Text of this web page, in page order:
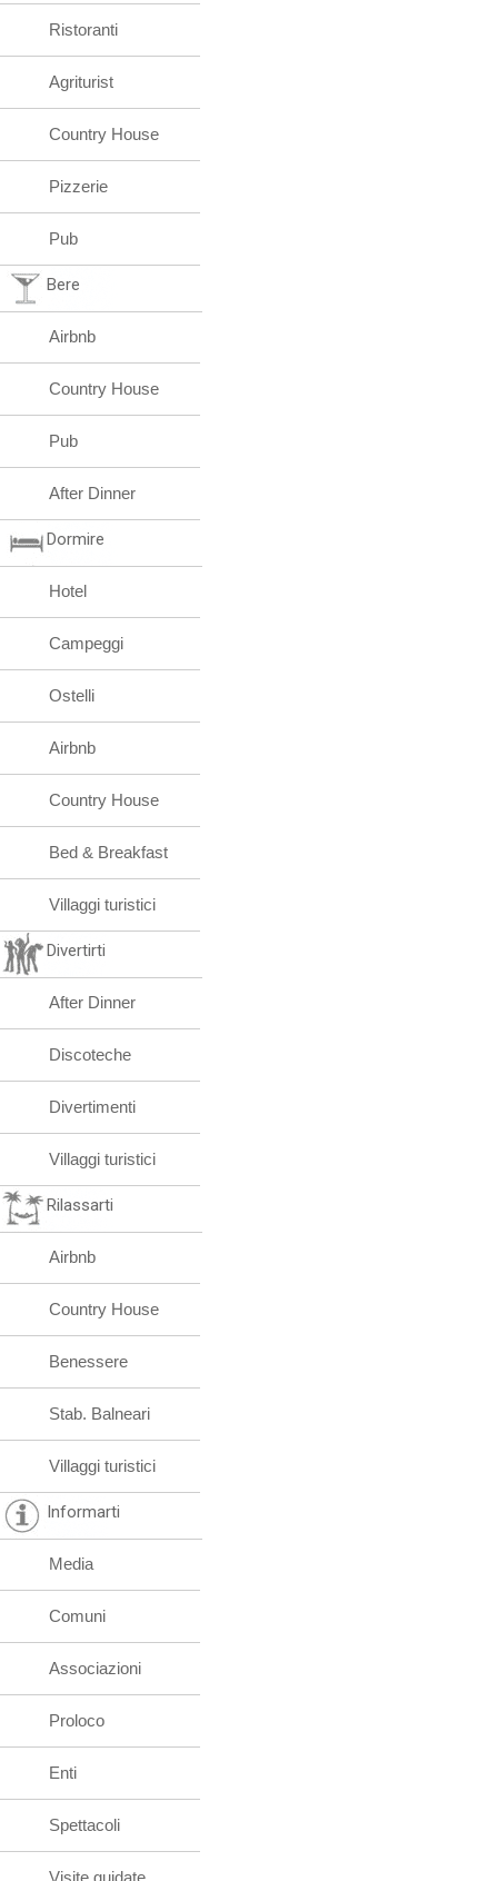
Ristoranti
Agriturist
Country House
Pizzerie
Pub
Bere
Airbnb
Country House
Pub
After Dinner
Dormire
Hotel
Campeggi
Ostelli
Airbnb
Country House
Bed & Breakfast
Villaggi turistici
Divertirti
After Dinner
Discoteche
Divertimenti
Villaggi turistici
Rilassarti
Airbnb
Country House
Benessere
Stab. Balneari
Villaggi turistici
Informarti
Media
Comuni
Associazioni
Proloco
Enti
Spettacoli
Visite guidate